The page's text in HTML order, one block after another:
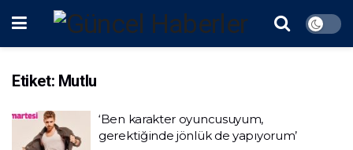
Etiket: Mutlu
‘Ben karakter oyuncusuyum,
gerektiğinde jönlük de yapıyorum’